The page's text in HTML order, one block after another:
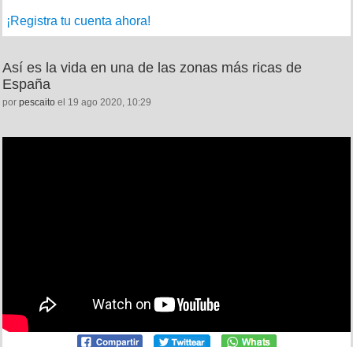
¡Registra tu cuenta ahora!
Así es la vida en una de las zonas más ricas de
España
por pescaito el 19 ago 2020, 10:29